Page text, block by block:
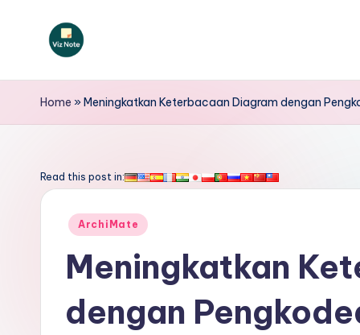
V
iz
o
Home »Meningkatkan Keterbacaan Diagram dengan
Read this post in:
Posted
ArchiMate
Meningkatkan
dengan